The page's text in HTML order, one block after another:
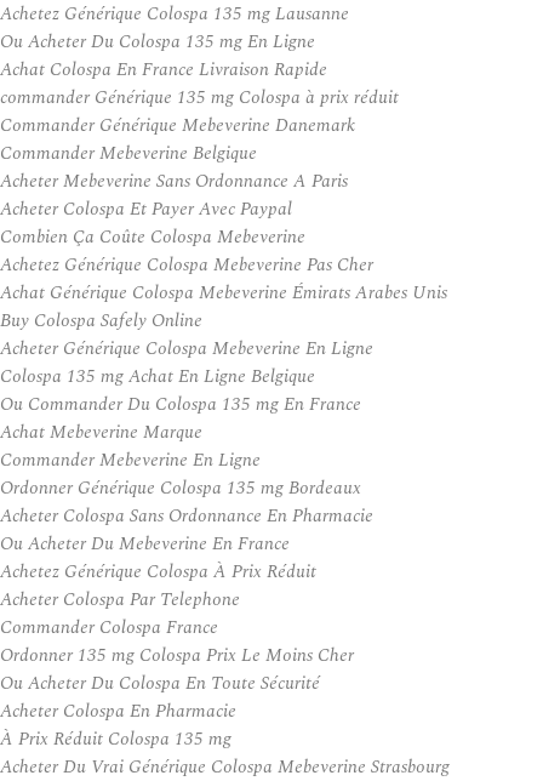
Achetez Générique Colospa 135 mg Lausanne
Ou Acheter Du Colospa 135 mg En Ligne
Achat Colospa En France Livraison Rapide
commander Générique 135 mg Colospa à prix réduit
Commander Générique Mebeverine Danemark
Commander Mebeverine Belgique
Acheter Mebeverine Sans Ordonnance A Paris
Acheter Colospa Et Payer Avec Paypal
Combien Ça Coûte Colospa Mebeverine
Achetez Générique Colospa Mebeverine Pas Cher
Achat Générique Colospa Mebeverine Émirats Arabes Unis
Buy Colospa Safely Online
Acheter Générique Colospa Mebeverine En Ligne
Colospa 135 mg Achat En Ligne Belgique
Ou Commander Du Colospa 135 mg En France
Achat Mebeverine Marque
Commander Mebeverine En Ligne
Ordonner Générique Colospa 135 mg Bordeaux
Acheter Colospa Sans Ordonnance En Pharmacie
Ou Acheter Du Mebeverine En France
Achetez Générique Colospa À Prix Réduit
Acheter Colospa Par Telephone
Commander Colospa France
Ordonner 135 mg Colospa Prix Le Moins Cher
Ou Acheter Du Colospa En Toute Sécurité
Acheter Colospa En Pharmacie
À Prix Réduit Colospa 135 mg
Acheter Du Vrai Générique Colospa Mebeverine Strasbourg